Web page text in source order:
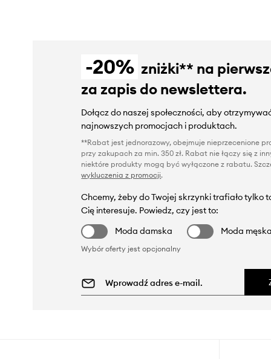
-20% zniżki** na
za zapis do newslettera.
Dołącz do naszej społeczności, aby
najnowszych promocjach i produktach.
**Rabat jest jednorazowy, obejmuje nieprzecenione
przy zakupach za min. 350 zł. Rabat nie łączy się z
niektóre produkty mogą być wyłączone z rabatu.
wykluczenia z promocji.
Chcemy, żeby do Twojej skrzynki trafiało tylko
Cię interesuje. Powiedz, czy jest to:
Moda damska
Moda męska
Wybór oferty jest opcjonalny